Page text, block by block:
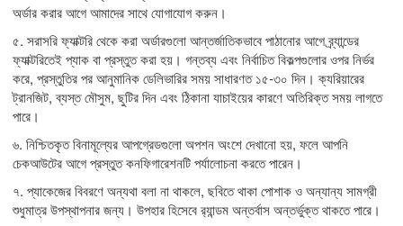
অর্ডার করার আগে আমাদের সাথে যোগাযোগ করুন।
৫. সরাসরি ফ্যাক্টরি থেকে করা অর্ডারগুলো আন্তর্জাতিকভাবে পাঠানোর আগে ব্র্যান্ডের
ফ্যাক্টরিতেই প্যাক বা প্রস্তুত করা হয়। গন্তব্য এবং নির্বাচিত বিকল্পগুলোর ওপর নির্ভর
করে, প্রস্তুতির পর আনুমানিক ডেলিভারির সময় সাধারণত ১৫-৩০ দিন। ক্যরিয়ারের
ট্রানজিট, ব্যস্ত মৌসুম, ছুটির দিন এবং ঠিকানা যাচাইয়ের কারণে অতিরিক্ত সময় লাগতে
পারে।
৬. নিশ্চিতকৃত বিনামূল্যের আপগ্রেডগুলো অপশন অংশে দেখানো হয়, ফলে আপনি
চেকআউটের আগে প্রস্তুত কনফিগারেশনটি পর্যালোচনা করতে পারেন।
৭. প্যাকেজের বিবরণে অন্যথা বলা না থাকলে, ছবিতে থাকা পোশাক ও অন্যান্য সামগ্রী
শুধুমাত্র উপস্থাপনার জন্য। উপহার হিসেবে র‍্যান্ডম অন্তর্বাস অন্তর্ভুক্ত থাকতে পারে।